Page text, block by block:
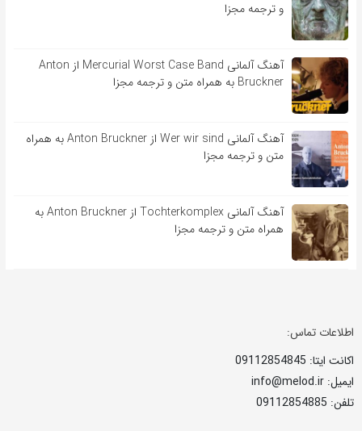
و ترجمه مجزا
آهنگ آلمانی Mercurial Worst Case Band از Anton
Bruckner به همراه متن و ترجمه مجزا
آهنگ آلمانی Wer wir sind از Anton Bruckner به همراه
متن و ترجمه مجزا
آهنگ آلمانی Tochterkomplex از Anton Bruckner به
همراه متن و ترجمه مجزا
اطلاعات تماس:
اکانت ایتا: 09112854845
ایمیل: info@melod.ir
تلفن: 09112854885